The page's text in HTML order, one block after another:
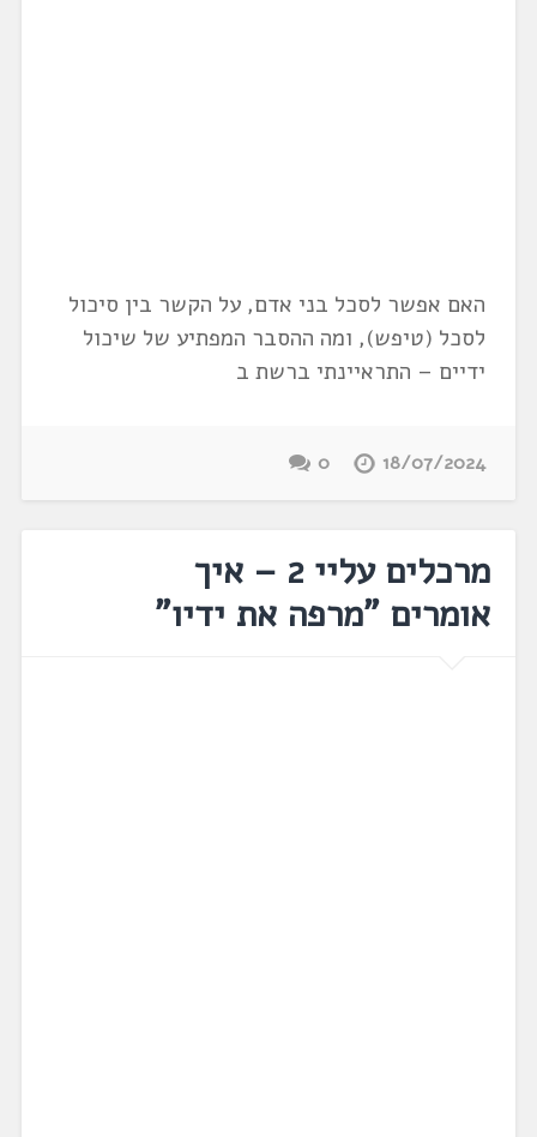
האם אפשר לסכל בני אדם, על הקשר בין סיכול
לסכל (טיפש), ומה ההסבר המפתיע של שיכול
ידיים – התראיינתי ברשת ב
18/07/2024
0
מרכלים עליי 2 – איך
אומרים "מרפה את ידיו"